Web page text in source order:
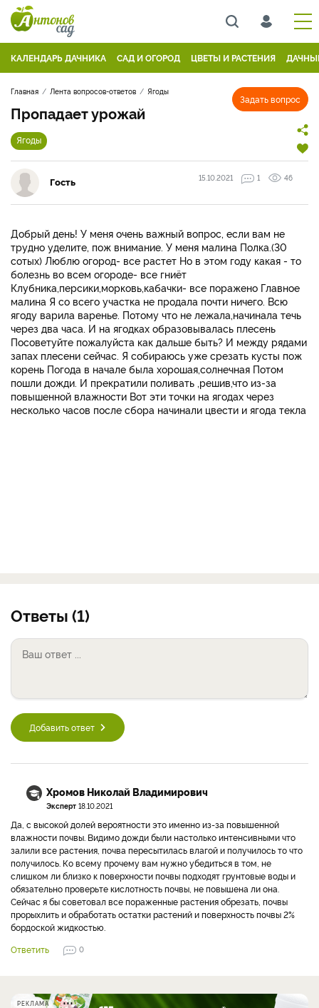
КАЛЕНДАРЬ ДАЧНИКА САД И ОГОРОД ЦВЕТЫ И РАСТЕНИЯ
Задать вопрос
Главная Лента вопросов-ответов Ягоды
Пропадает урожай
Ягоды
Гость 15.10.2021 1 46
Добрый день! У меня очень важный вопрос, если вам не
трудно уделите, пож внимание. У меня малина Полка.(30
сотых) Люблю огород- все растет Но в этом году какая - то
болезнь во всем огороде- все гниёт
Клубника,персики,морковь,кабачки- все поражено Главное
малина Я со всего участка не продала почти ничего. Всю
ягоду варила варенье. Потому что не лежала,начинала течь
через два часа. И на ягодках образовывалась плесень
Посоветуйте пожалуйста как дальше быть? И между рядами
запах плесени сейчас. Я собираюсь уже срезать кусты пож
корень Погода в начале была хорошая,солнечная Потом
пошли дожди. И прекратили поливать ,решив,что из-за
повышенной влажности Вот эти точки на ягодах через
несколько часов после сбора начинали цвести и ягода текла
Ответы (1)
Добавить ответ
Хромов Николай Владимирович
Эксперт 18.10.2021
Да, с высокой долей вероятности это именно из-за повышенной
влажности почвы. Видимо дожди были настолько интенсивными что
залили все растения, почва пересытилась влагой и получилось то что
получилось. Ко всему прочему вам нужно убедиться в том, не
слишком ли близко к поверхности почвы подходят грунтовые воды и
обязательно проверьте кислотность почвы, не повышена ли она.
Сейчас я бы советовал все пораженные растения обрезать, почвы
прорыхлить и обработать остатки растений и поверхность почвы 2%
бордоской жидкостью.
Ответить
0
РЕКЛАМА